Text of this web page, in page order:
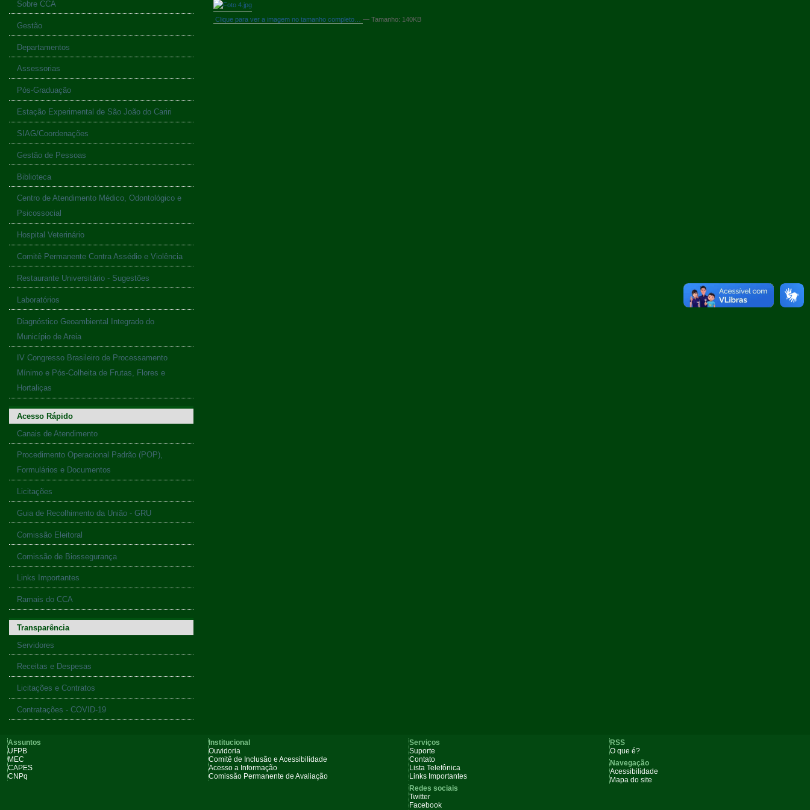
Sobre CCA
Gestão
Departamentos
Assessorias
Pós-Graduação
Estação Experimental de São João do Cariri
SIAG/Coordenações
Gestão de Pessoas
Biblioteca
Centro de Atendimento Médico, Odontológico e
Psicossocial
Hospital Veterinário
Comitê Permanente Contra Assédio e Violência
Restaurante Universitário - Sugestões
Laboratórios
Diagnóstico Geoambiental Integrado do
Município de Areia
IV Congresso Brasileiro de Processamento
Mínimo e Pós-Colheita de Frutas, Flores e
Hortaliças
Acesso Rápido
Canais de Atendimento
Procedimento Operacional Padrão (POP),
Formulários e Documentos
Licitações
Guia de Recolhimento da União - GRU
Comissão Eleitoral
Comissão de Biossegurança
Links Importantes
Ramais do CCA
Transparência
Servidores
Receitas e Despesas
Licitações e Contratos
Contratações - COVID-19
Clique para ver a imagem no tamanho completo… —Tamanho: 140KB
Assuntos
UFPB
MEC
CAPES
CNPq
Institucional
Ouvidoria
Comitê de Inclusão e Acessibilidade
Acesso a Informação
Comissão Permanente de Avaliação
Serviços
Suporte
Contato
Lista Telefônica
Links Importantes
Redes sociais
Twitter
Facebook
RSS
O que é?
Navegação
Acessibilidade
Mapa do site